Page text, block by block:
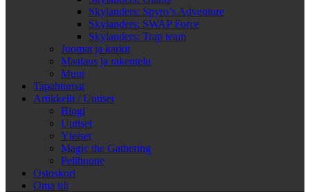
Skylanders: Spyro’s Adventure
Skylanders: SWAP Force
Skylanders: Trap team
Juomat ja karkit
Maalaus ja rakentelu
Muut
Tapahtumat
Artikkelit / Uutiset
Blogi
Uutiset
Yleiset
Magic the Gathering
Pelihuone
Ostoskori
Oma tili